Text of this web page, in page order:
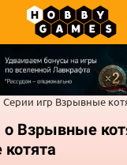
Серии игр Взрывные
Взрывные